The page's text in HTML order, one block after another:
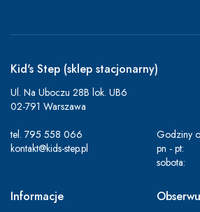
Kid's Step (sklep stacjonarny)
Ul. Na Uboczu 28B lok. UB6
02-791 Warszawa
tel. 795 558 066
kontakt@kids-step.pl
Godziny
pn - pt:
sobota:
Informacje